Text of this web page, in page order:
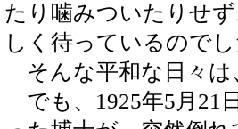
たり噛みついたりせ
しく待っているので
そんな平和な日々は
でも、1925年5月21